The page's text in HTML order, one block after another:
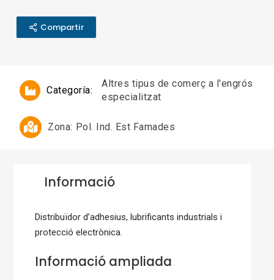
Compartir
Categoría:
Altres tipus de comerç a l'engrós
especialitzat
Zona: Pol. Ind. Est Famades
Informació
Distribuïdor d’adhesius, lubrificants industrials i
protecció electrònica.
Informació ampliada